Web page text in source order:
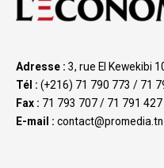
Adresse : 3, rue El Kewekibi
Tél : (+216) 71 790 773 / 71
Fax : 71 793 707 / 71 791 427
E-mail : contact@promedia.tn